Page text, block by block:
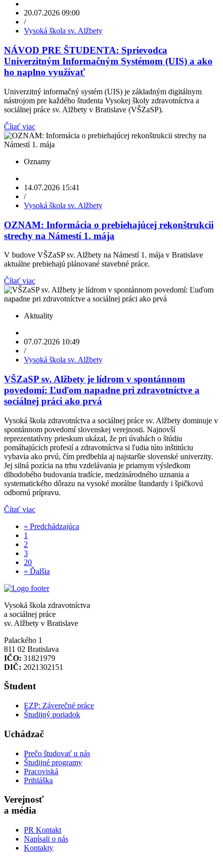
20.07.2026 09:00
/
Vysoká škola sv. Alžbety
NÁVOD PRE ŠTUDENTA: Sprievodca
Univerzitným Informačným Systémom (UIS) a ako
ho naplno využívať
Univerzitný informačný systém (UIS) je základným digitálnym
nástrojom pre každého študenta Vysokej školy zdravotníctva a
sociálnej práce sv. Alžbety v Bratislave (VŠZaSP).
Čítať viac
Oznamy
14.07.2026 15:41
/
Vysoká škola sv. Alžbety
OZNAM: Informácia o prebiehajúcej rekonštrukcii
strechy na Námestí 1. mája
V budove VŠZaSP sv. Alžbety na Námestí 1. mája v Bratislave
aktuálne prebiehajú plánované stavebné práce.
Čítať viac
Aktuality
07.07.2026 10:49
/
Vysoká škola sv. Alžbety
VŠZaSP sv. Alžbety je lídrom v spontánnom
povedomí: Ľuďom napadne pri zdravotníctve a
sociálnej práci ako prvá
Vysoká škola zdravotníctva a sociálnej práce sv. Alžbety dominuje v
spontánnom povedomí slovenskej verejnosti. Najnovší
reprezentatívny prieskum ukázal, že pri úvahách o štúdiu
pomáhajúcich profesií a zdravotníctva si ľudia túto inštitúciu
vybavia ako prvú, čím predbehla aj najstaršie slovenské univerzity.
Jej silná pozícia na trhu vzdelávania je priamym výsledkom
dlhodobého budovania tradície, medzinárodného uznania a
systematického dôrazu na vysoké morálne štandardy i špičkovú
odbornú prípravu.
Čítať viac
« Predchádzajúca
1
2
3
20
» Ďalšia
Vysoká škola zdravotníctva
a sociálnej práce
sv. Alžbety v Bratislave
Palackého 1
811 02 Bratislava
IČO: 31821979
DIČ: 2021302151
Študent
EZP: Záverečné práce
Študijný poriadok
Uchádzač
Prečo študovať u nás
Študijné programy
Pracoviská
Prihláška
Verejnosť
a média
PR Kontakt
Napísali o nás
Kontakty